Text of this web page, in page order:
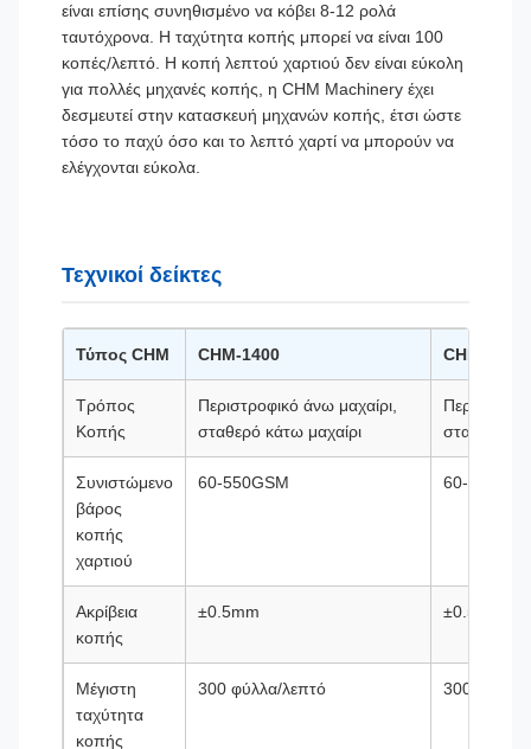
είναι επίσης συνηθισμένο να κόβει 8-12 ρολά
ταυτόχρονα. Η ταχύτητα κοπής μπορεί να είναι 100
κοπές/λεπτό. Η κοπή λεπτού χαρτιού δεν είναι εύκολη
για πολλές μηχανές κοπής, η CHM Machinery έχει
δεσμευτεί στην κατασκευή μηχανών κοπής, έτσι ώστε
τόσο το παχύ όσο και το λεπτό χαρτί να μπορούν να
ελέγχονται εύκολα.
Τεχνικοί δείκτες
Τύπος CHM CHM-1400 CHM-1700
Τρόπος
Κοπής
Περιστροφικό άνω μαχαίρι,
σταθερό κάτω μαχαίρι
σταθερό
Συνιστώμενο
βάρος
κοπής
χαρτιού
60-550GSM 60-
Ακρίβεια
κοπής
±0.5mm ±0.5mm
Μέγιστη
ταχύτητα
κοπής
300 φύλλα/λεπτό 300 φύλλα/